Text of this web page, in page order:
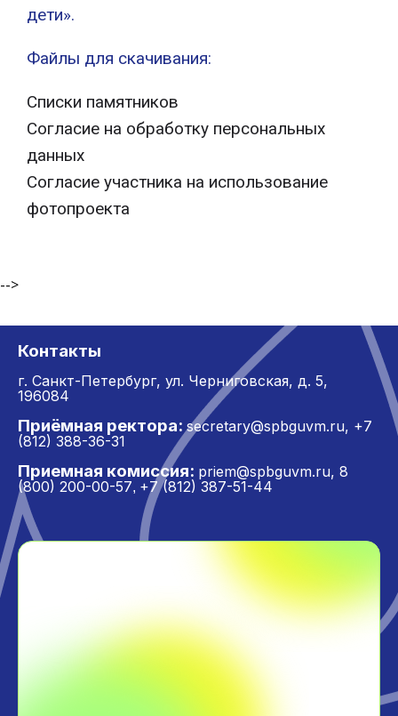
дети».
Файлы для скачивания:
Списки памятников
Согласие на обработку персональных
данных
Согласие участника на использование
фотопроекта
-->
Контакты
г. Санкт-Петербург, ул. Черниговская, д. 5,
196084
Приёмная ректора: secretary@spbguvm.ru, +7
(812) 388-36-31
Приемная комиссия: priem@spbguvm.ru, 8
(800) 200-00-57, +7 (812) 387-51-44